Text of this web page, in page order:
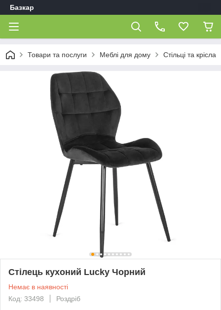
Базкар
Товари та послуги Меблі для дому Стільці та крісла
Стілець кухоний Lucky Чорний
Немає в наявності
Код: 33498
Роздріб